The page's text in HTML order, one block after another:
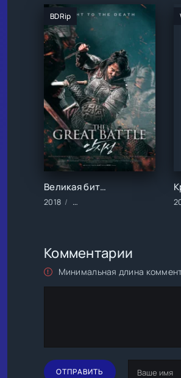
BDRip
Великая битва (2018)
2018 Фильмы/2018 год/
Комментарии
Минимальная длина
ОТПРАВИТЬ